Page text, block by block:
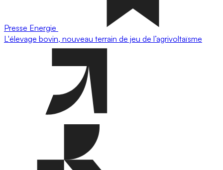
Presse Energie
L'élevage bovin, nouveau terrain de jeu de l’agrivoltaïsme